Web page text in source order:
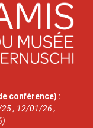
conférence) :
; 12/01/26 ;